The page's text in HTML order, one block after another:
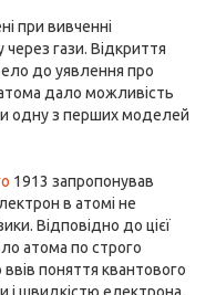
при вивченні
гази. Відкриття
до уявлення про
дало можливість
одну з перших моделей
1913 запропонував
в атомі не
Відповідно до цієї
атома по строго
поняття квантового